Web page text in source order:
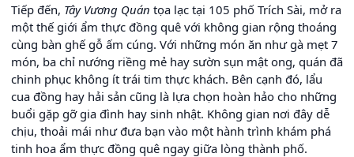
Tiếp đến, Tây Vương Quán tọa lạc tại 105 phố Trích Sài, mở ra
một thế giới ẩm thực đồng quê với không gian rộng thoáng
cùng bàn ghế gỗ ấm cúng. Với những món ăn như gà mẹt 7
món, ba chỉ nướng riềng mẻ hay sườn sụn mật ong, quán đã
chinh phục không ít trái tim thực khách. Bên cạnh đó, lẩu
cua đồng hay hải sản cũng là lựa chọn hoàn hảo cho những
buổi gặp gỡ gia đình hay sinh nhật. Không gian nơi đây dễ
chịu, thoải mái như đưa bạn vào một hành trình khám phá
tinh hoa ẩm thực đồng quê ngay giữa lòng thành phố.